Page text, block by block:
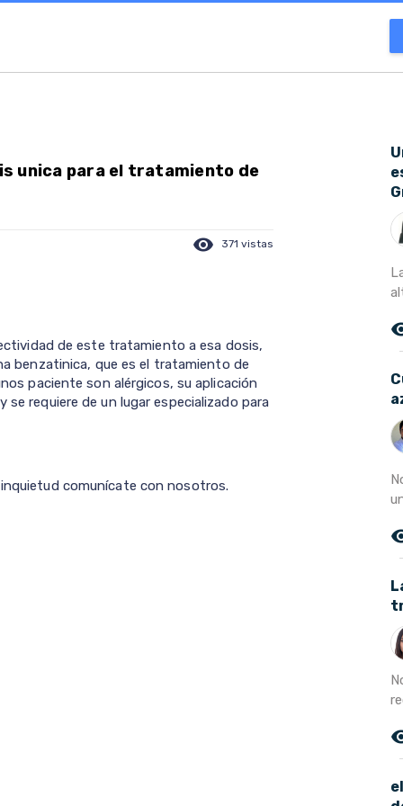
unica para el tratamiento de
visibility 371 vistas
de este tratamiento a esa dosis,
benzatinica, que es el tratamiento de
paciente son alérgicos, su aplicación
requiere de un lugar especializado para
comunícate con nosotros.